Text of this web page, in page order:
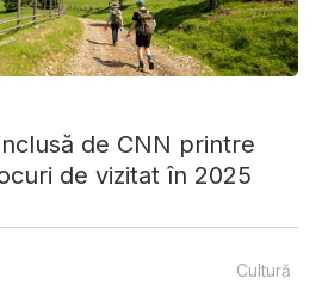
de CNN printre
de vizitat în 2025
Cultură